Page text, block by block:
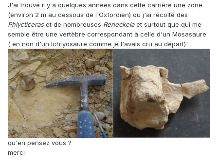
J'ai trouvé il y a quelques années dans cette carrière une zone
(environ 2 m au dessous de l'Oxfordien) ou j'ai récolté des
Phlycticeraset de nombreuses Reneckeiaet surtout que qui me
semble être une vertèbre correspondant à celle d'un Mosasaure
( en non d'un Ichtyosaure comme je l'avais cru au départ)"
qu'en pensez vous ?
merci